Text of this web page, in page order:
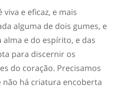
viva e eficaz, e mais
alguma de dois gumes, e
e do espírito, e das
para discernir os
do coração. Precisamos
não há criatura encoberta